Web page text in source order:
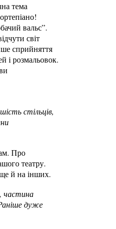
тема
вальс”.
світ
сприйняття
і розмальовок.
стільців,
Про
театру.
ще й на інших.
частина
дуже